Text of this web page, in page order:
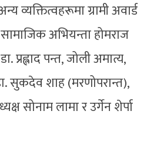
व्यक्तित्वहरूमा ग्रामी अवार्ड
अभियन्ता होमराज
पन्त, जोली अमात्य,
सुकदेव शाह (मरणोपरान्त),
सोनाम लामा र उर्गेन शेर्पा